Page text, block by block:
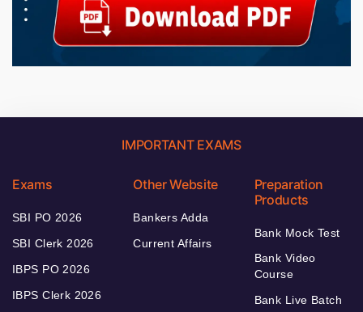
IMPORTANT EXAMS
Exams
SBI PO 2026
SBI Clerk 2026
IBPS PO 2026
IBPS Clerk 2026
Other Website
Bankers Adda
Current Affairs
Preparation
Products
Bank Mock Test
Bank Video
Course
Bank Live Batch